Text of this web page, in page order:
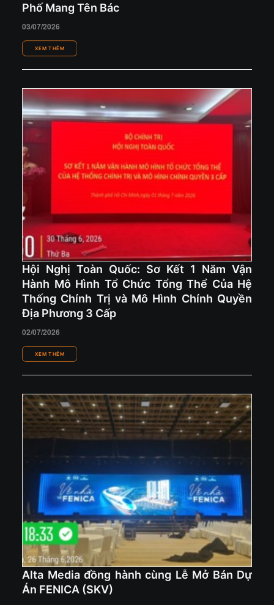
Phố Mang Tên Bác
03/07/2026
Hội Nghị Toàn Quốc: Sơ Kết 1 Năm Vận
Hành Mô Hình Tổ Chức Tổng Thể Của Hệ
Thống Chính Trị và Mô Hình Chính Quyền
Địa Phương 3 Cấp
02/07/2026
Alta Media đồng hành cùng Lễ Mở Bán Dự
Án FENICA (SKV)